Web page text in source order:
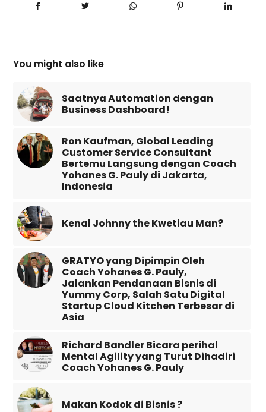
You might also like
Saatnya Automation dengan
Business Dashboard!
Ron Kaufman, Global Leading
Customer Service Consultant
Bertemu Langsung dengan Coach
Yohanes G. Pauly di Jakarta,
Indonesia
Kenal Johnny the Kwetiau Man?
GRATYO yang Dipimpin Oleh
Coach Yohanes G. Pauly,
Jalankan Pendanaan Bisnis di
Yummy Corp, Salah Satu Digital
Startup Cloud Kitchen Terbesar di
Asia
Richard Bandler Bicara perihal
Mental Agility yang Turut Dihadiri
Coach Yohanes G. Pauly
Makan Kodok di Bisnis ?